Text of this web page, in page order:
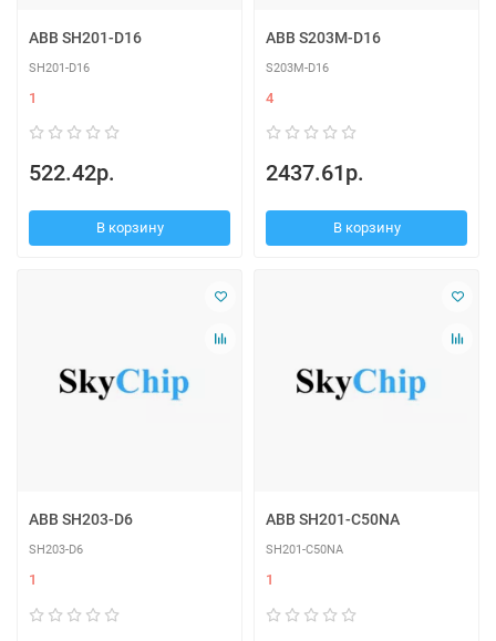
ABB SH201-D16
SH201-D16
1
522.42р.
В корзину
ABB S203M-D16
S203M-D16
4
2437.61р.
В корзину
ABB SH203-D6
SH203-D6
1
ABB SH201-C50NA
SH201-C50NA
1